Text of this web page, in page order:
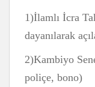
1)İlamlı İcra
dayanılarak
2)Kambiyo